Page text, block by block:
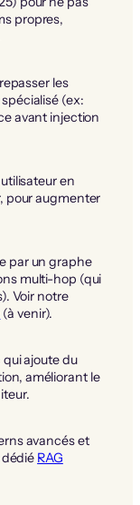
propres,
les
(ex:
avant injection
en
pour augmenter
par un graphe
multi-hop (qui
Voir notre
(à venir).
ajoute du
améliorant le
avancés et
dédié RAG